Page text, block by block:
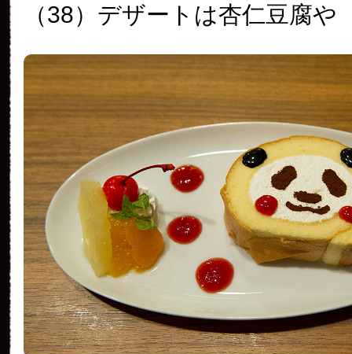
（38）デザートは杏仁豆腐や